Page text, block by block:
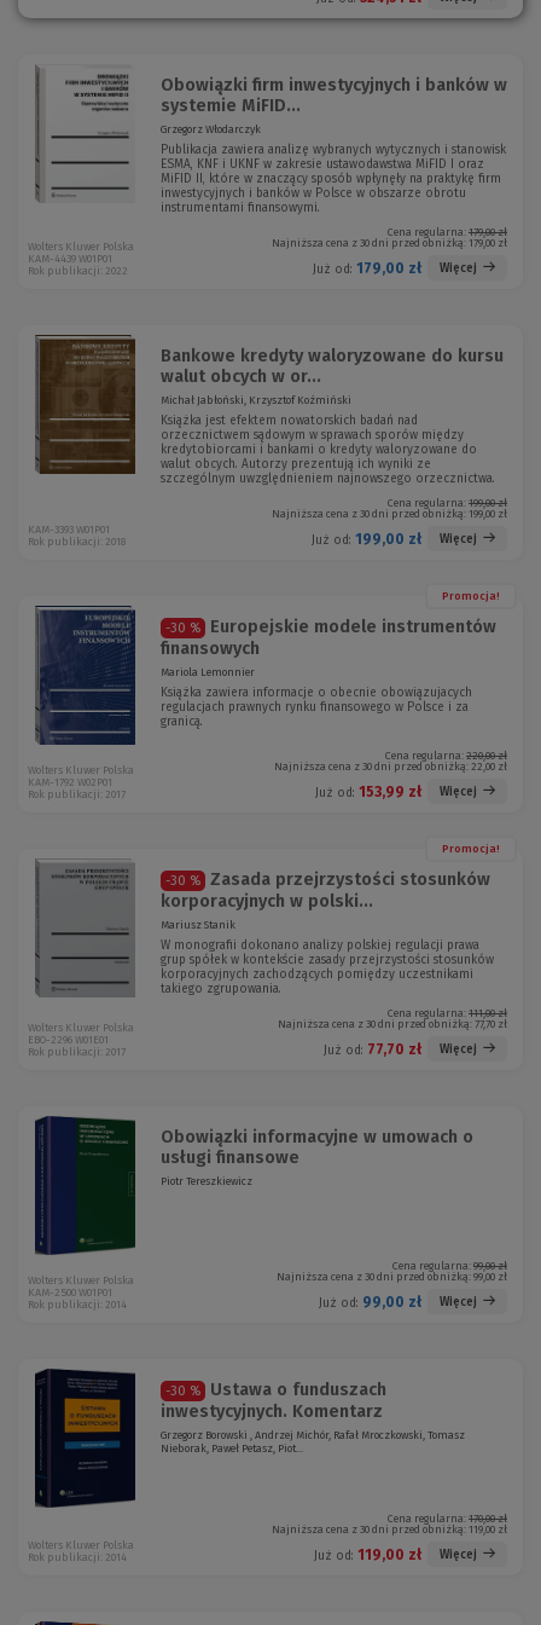
Obowiązki firm inwestycyjnych i banków w
systemie MiFID...
Grzegorz Włodarczyk
Publikacja zawiera analizę wybranych wytycznych i stanowisk
ESMA, KNF i UKNF w zakresie ustawodawstwa MiFID I oraz
MiFID II, które w znaczący sposób wpłynęły na praktykę firm
inwestycyjnych i banków w Polsce w obszarze obrotu
instrumentami finansowymi.
Cena regularna: 179,00 zł
Najniższa cena z 30 dni przed obniżką: 179,00 zł
Już od: 179,00 zł Więcej
Wolters Kluwer Polska
KAM-4439 W01P01
Rok publikacji: 2022
Bankowe kredyty waloryzowane do kursu
walut obcych w or...
Michał Jabłoński, Krzysztof Koźmiński
Książka jest efektem nowatorskich badań nad
orzecznictwem sądowym w sprawach sporów między
kredytobiorcami i bankami o kredyty waloryzowane do
walut obcych. Autorzy prezentują ich wyniki ze
szczególnym uwzględnieniem najnowszego orzecznictwa.
Cena regularna: 199,00 zł
Najniższa cena z 30 dni przed obniżką: 199,00 zł
Już od: 199,00 zł Więcej
KAM-3393 W01P01
Rok publikacji: 2018
Promocja!
-30 %
Europejskie modele instrumentów
finansowych
Mariola Lemonnier
Książka zawiera informacje o obecnie obowiązujacych
regulacjach prawnych rynku finansowego w Polsce i za
granicą.
Cena regularna: 220,00 zł
Najniższa cena z 30 dni przed obniżką: 22,00 zł
Już od: 153,99 zł Więcej
Wolters Kluwer Polska
KAM-1792 W02P01
Rok publikacji: 2017
Promocja!
-30 %
Zasada przejrzystości stosunków
korporacyjnych w polski...
Mariusz Stanik
W monografii dokonano analizy polskiej regulacji prawa
grup spółek w kontekście zasady przejrzystości stosunków
korporacyjnych zachodzących pomiędzy uczestnikami
takiego zgrupowania.
Cena regularna: 111,00 zł
Najniższa cena z 30 dni przed obniżką: 77,70 zł
Już od: 77,70 zł Więcej
Wolters Kluwer Polska
EBO-2296 W01E01
Rok publikacji: 2017
Obowiązki informacyjne w umowach o
usługi finansowe
Piotr Tereszkiewicz
Cena regularna: 99,00 zł
Najniższa cena z 30 dni przed obniżką: 99,00 zł
Już od: 99,00 zł Więcej
Wolters Kluwer Polska
KAM-2500 W01P01
Rok publikacji: 2014
-30 %
Ustawa o funduszach
inwestycyjnych. Komentarz
Grzegorz Borowski , Andrzej Michór, Rafał Mroczkowski, Tomasz
Nieborak, Paweł Petasz, Piot...
Cena regularna: 170,00 zł
Najniższa cena z 30 dni przed obniżką: 119,00 zł
Już od: 119,00 zł Więcej
Wolters Kluwer Polska
Rok publikacji: 2014